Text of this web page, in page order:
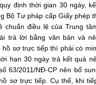
định thời gian 30 ngày,
Bộ Tư pháp cấp Giấy phép
chuẩn điều lệ của Trung
trả lời bằng văn bản và
sơ trực tiếp thì phải có
hạn 30 ngày trả kết quả
63/2011/NĐ-CP nên bổ
sơ trực tiếp. Cụ thể, khi